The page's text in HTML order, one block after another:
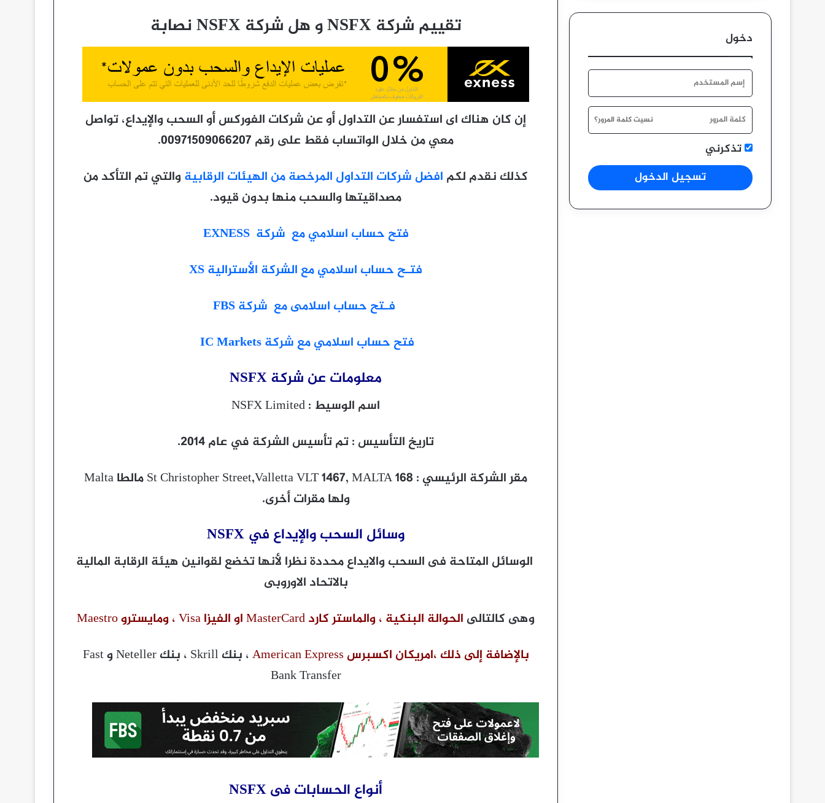
تقييم شركة NSFX و هل شركة NSFX نصابة
إن كان هناك اى استفسار عن التداول أو عن شركات الفوركس أو السحب والإيداع، تواصل
معي من خلال الواتساب فقط على رقم 00971509066207.
كذلك نقدم لكم افضل شركات التداول المرخصة من الهيئات الرقابيةوالتي تم التأكد من
مصداقيتها والسحب منها بدون قيود.
فتح حساب اسلامي مع شركة EXNESS
فتـح حساب اسلامي مع الشركة الأسترالية XS
فـتح حساب اسلامى مع شركة FBS
فتح حساب اسلامي مع شركة IC Markets
معلومات عن شركة NSFX
اسم الوسيط : NSFX Limited
تاريخ التأسيس : تم تأسيس الشركة في عام 2014.
مقر الشركة الرئيسي : 168 St Christopher Street,Valletta VLT 1467, MALTA مالطا Malta
ولها مقرات أخرى.
وسائل السحب والإيداع في NSFX
الوسائل المتاحة فى السحب والايداع محددة نظرا لأنها تخضع لقوانين هيئة الرقابة المالية
بالاتحاد الاوروبى
وهى كالتالى الحوالة البنكية ، والماستر كارد MasterCard او الفيزا Visa ،
ومايسترو Maestro
بالإضافة إلى ذلك ،امريكان اكسبرس American Express
، بنك Skrill ، بنك Neteller و Fast
Bank Transfer
أنواع الحسابات فى NSFX
دخول
نسيت كلمة المرور؟
تذكرني
تسجيل الدخول